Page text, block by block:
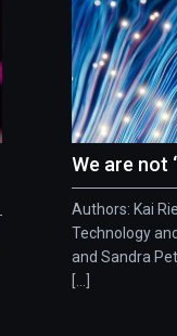
We are not
Authors: Kai
Technology
and Sandra
[...]